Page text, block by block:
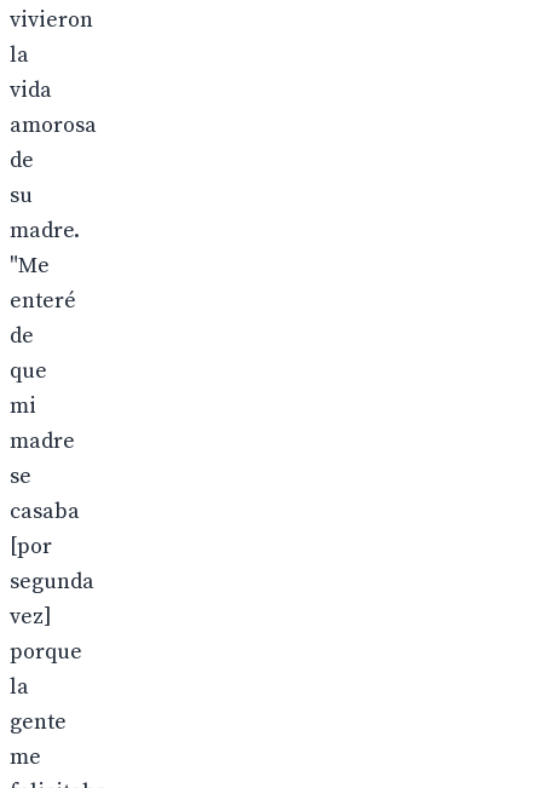
vivieron
la
vida
amorosa
de
su
madre.
"Me
enteré
de
que
mi
madre
se
casaba
[por
segunda
vez]
porque
la
gente
me